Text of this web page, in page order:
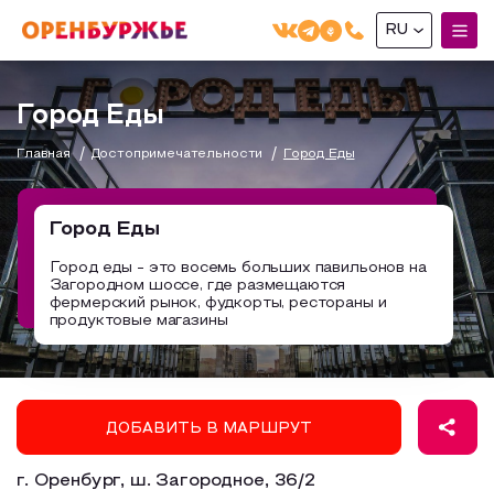
О РЕГИОНЕ
О регионе
Бузулук и Бузулукский район
Соль-Илецкий район
Саракташский район
МОЙ МАРШРУТ
Маршруты от туроператоров
Промышленный туризм
Пешеходный туризм
Автотуризм
ГДЕ ПОЕСТЬ
ГДЕ ОСТАНОВИТЬСЯ
СУВЕНИРЫ
RU
English(EN)
Русский(RU)
Город Еды
Главная Достопримечательности Город Еды
Город Еды
Город еды - это восемь больших павильонов на
Загородном шоссе, где размещаются
фермерский рынок, фудкорты, рестораны и
продуктовые магазины
ДОБАВИТЬ В МАРШРУТ
г. Оренбург, ш. Загородное, 36/2